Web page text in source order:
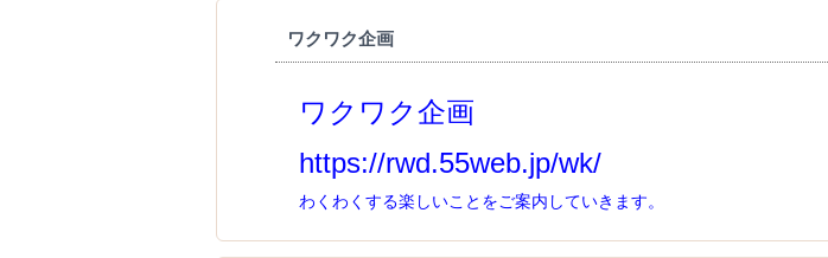
ワクワク企画
ワクワク企画
https://rwd.55web.jp/wk/
わくわくする楽しいことをご案内していきます。